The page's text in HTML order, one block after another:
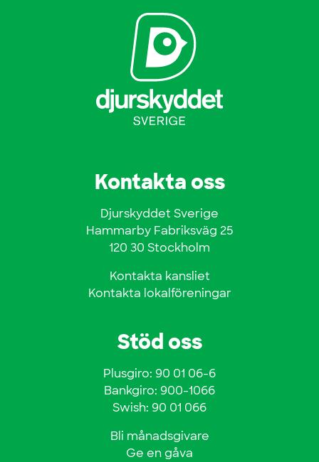
Kontakta oss
Djurskyddet Sverige
Hammarby Fabriksväg 25
120 30 Stockholm
Kontakta kansliet
Kontakta lokalföreningar
Stöd oss
Plusgiro: 90 01 06-6
Bankgiro: 900-1066
Swish: 90 01 066
Bli månadsgivare
Ge en gåva